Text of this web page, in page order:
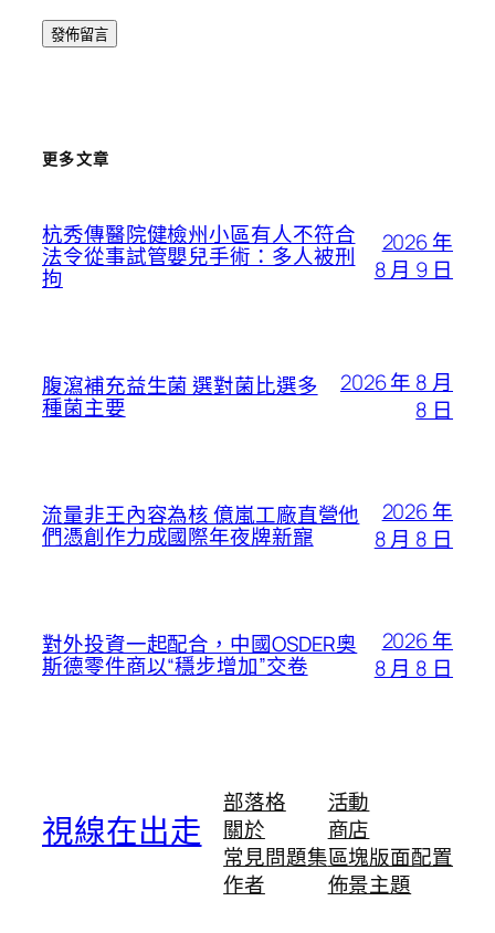
更多文章
杭秀傳醫院健檢州小區有人不符合
法令從事試管嬰兒手術：多人被刑
拘
2026 年
8 月 9 日
腹瀉補充益生菌 選對菌比選多
種菌主要
2026 年 8 月
8 日
流量非王內容為核 億嵐工廠直營他
們憑創作力成國際年夜牌新寵
2026 年
8 月 8 日
對外投資一起配合，中國OSDER奧
斯德零件商以“穩步增加”交卷
2026 年
8 月 8 日
視線在出走
部落格
關於
常見問題集
作者
活動
商店
區塊版面配置
佈景主題